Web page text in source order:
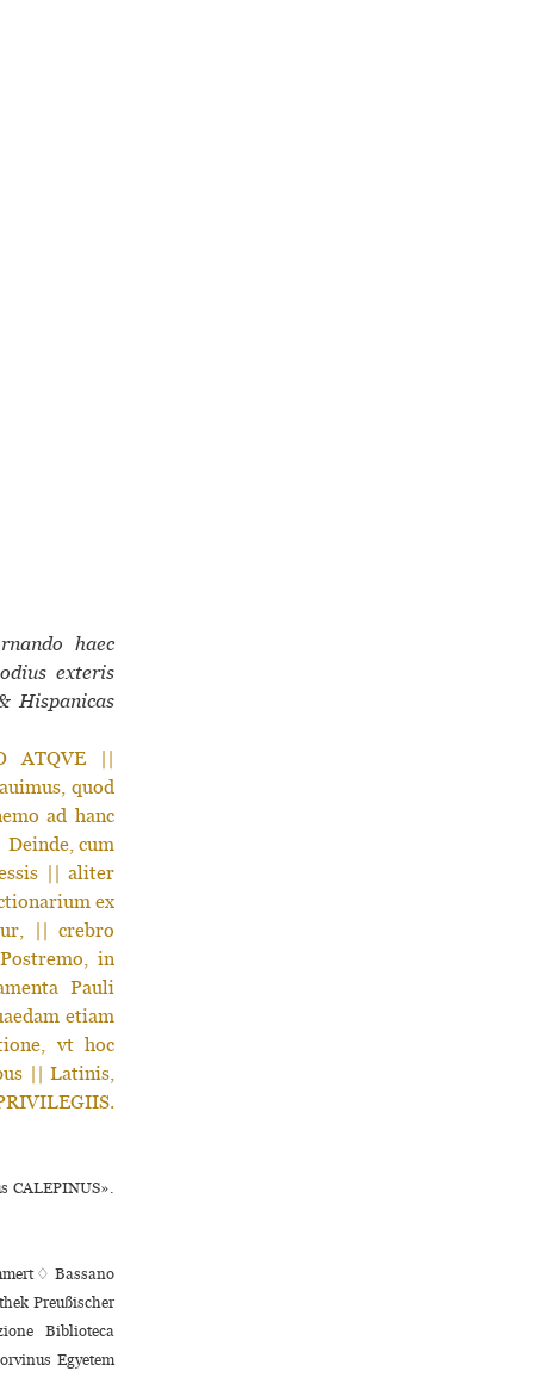
haec
exteris
Hispanicas
ATQVE ||
quod
ad hanc
cum
|| aliter
ex
|| crebro
in
Pauli
etiam
vt hoc
|| Latinis,
CALEPINUS».
♢ Bassano
Preußischer
Biblioteca
Egyetem